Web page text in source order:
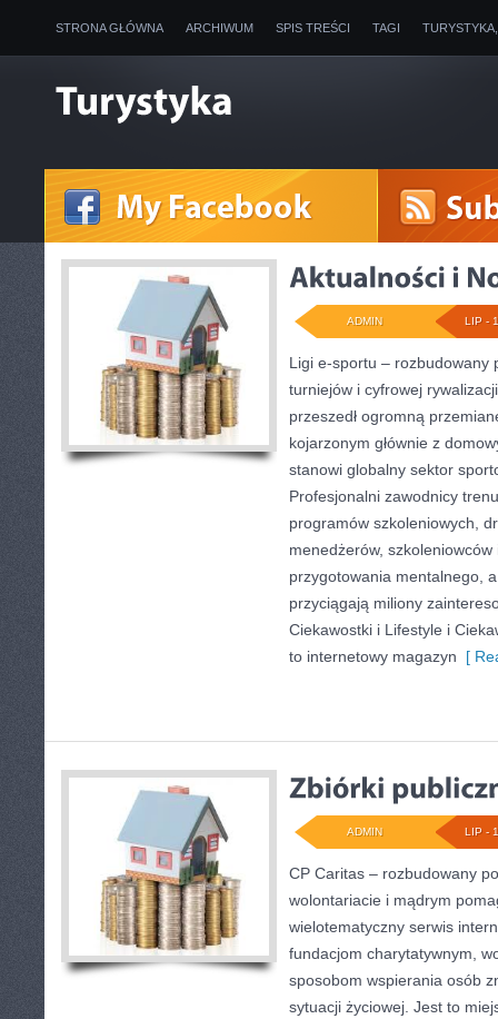
STRONA GŁÓWNA ARCHIWUM SPIS TREŚCI TAGI
LIP -
ADMIN
Ligi e-sportu – rozbudowany
turniejów i cyfrowej
przeszedł ogromną
kojarzonym głównie z
stanowi globalny sektor
Profesjonalni zawodnicy
programów szkoleniowych,
menedżerów,
przygotowania mentalnego,
przyciągają miliony
Ciekawostki i Lifestyle i
to internetowy magazyn [
LIP -
ADMIN
CP Caritas – rozbudowany
wolontariacie i mądrym
wielotematyczny serwis
fundacjom charytatywnym,
sposobom wspierania osób
sytuacji życiowej. Jest to